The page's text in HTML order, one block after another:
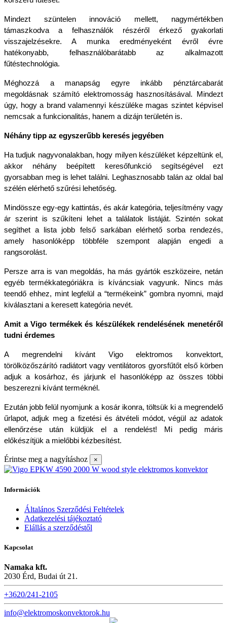
Mindezt szüntelen innováció mellett, nagymértékben
támaszkodva a felhasználók részéről érkező gyakorlati
visszajelzésekre. A munka eredményeként évről évre
hatékonyabb, felhasználóbarátabb az alkalmazott
fűtéstechnológia.
Méghozzá a manapság egyre inkább pénztárcabarát
megoldásnak számító elektromosság hasznosításával. Mindezt
úgy, hogy a brand valamennyi készüléke magas szintet képvisel
nemcsak a funkcionalitás, hanem a dizájn területén is.
Néhány tipp az egyszerűbb keresés jegyében
Ha tudjuk nagyvonalakban, hogy milyen készüléket képzeltünk el,
akkor néhány beépített keresőfunkció segítségével ezt
gyorsabban meg is lehet találni. Leghasznosabb talán az oldal bal
szélén elérhető szűrési lehetőség.
Mindössze egy-egy kattintás, és akár kategória, teljesítmény vagy
ár szerint is szűkíteni lehet a találatok listáját. Szintén sokat
segíthet a lista jobb felső sarkában elérhető sorba rendezés,
amely hasonlóképp többféle szempont alapján engedi a
rangsorolást.
Persze arra is van megoldás, ha más gyártók eszközeire, netán
egyéb termékkategóriákra is kíváncsiak vagyunk. Nincs más
teendő ehhez, mint legfelül a “termékeink” gombra nyomni, majd
kiválasztani a keresett kategória nevét.
Amit a Vigo termékek és készülékek rendelésének menetéről
tudni érdemes
A megrendelni kívánt Vigo elektromos konvektort,
törölközőszárító radiátort vagy ventilátoros gyorsfűtőt első körben
adjuk a kosárhoz, és járjunk el hasonlóképp az összes többi
beszerezni kívánt terméknél.
Ezután jobb felül nyomjunk a kosár ikonra, töltsük ki a megrendelő
űrlapot, adjuk meg a fizetési és átvételi módot, végül az adatok
ellenőrzése után küldjük el a rendelést! Mi pedig máris
előkészítjük a mielőbbi kézbesítést.
Érintse meg a nagyításhoz ×
Információk
Általános Szerződési Feltételek
Adatkezelési tájékoztató
Elállás a szerződéstől
Kapcsolat
Namaka kft.
2030 Érd, Budai út 21.
+3620/241-2105
info@elektromoskonvektorok.hu